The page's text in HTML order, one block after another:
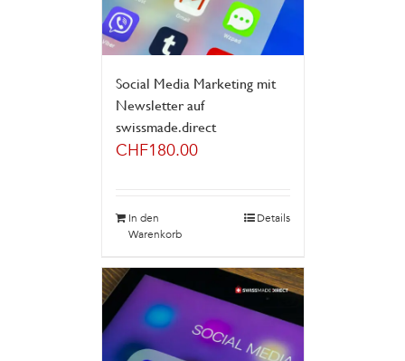
Social Media Marketing mit
Newsletter auf
swissmade.direct
CHF180.00
In den
Warenkorb
Details